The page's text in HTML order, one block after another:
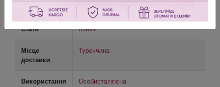
шкіри
Стать Жінка
Місце
доставки
Туреччина
Використання Особиста гігієна